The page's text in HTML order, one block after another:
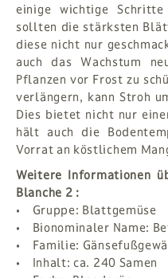
einige wichtige
sollten die stärksten
diese nicht nur
auch das Wachstum
Pflanzen vor Frost zu
verlängern, kann Stroh
Dies bietet nicht nur
hält auch die
Vorrat an köstlichem
Weitere Informationen
Blanche 2 :
• Gruppe: Blattgemüse
• Bionominaler Name:
• Familie:
• Inhalt: ca. 240 Samen